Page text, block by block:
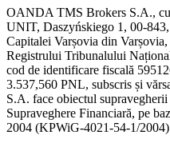
OANDA TMS Brokers S.A.,
UNIT, Daszyńskiego 1, 00-
Capitalei Varșovia din
Registrului Tribunalului
cod de identificare fiscală
3.537,560 PNL, subscris și
S.A. face obiectul
Supraveghere Financiară, pe
2004 (KPWiG-4021-54-1/